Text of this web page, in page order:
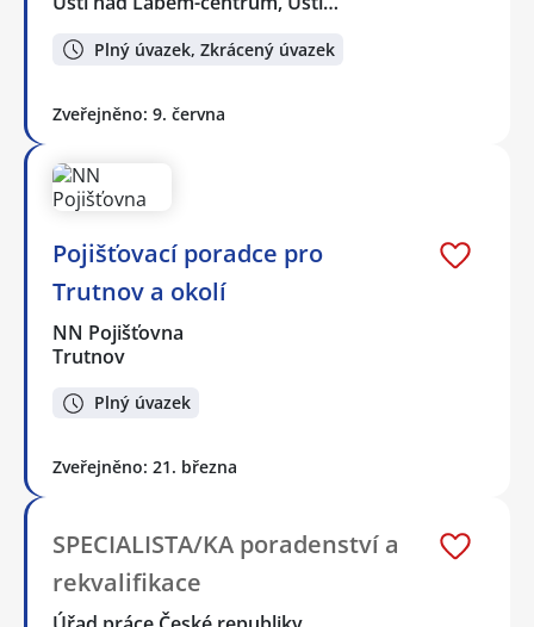
Plný úvazek, Zkrácený úvazek
Zveřejněno: 9. června
Pojišťovací poradce pro
Trutnov a okolí
NN Pojišťovna
Trutnov
Plný úvazek
Zveřejněno: 21. března
SPECIALISTA/KA poradenství a
rekvalifikace